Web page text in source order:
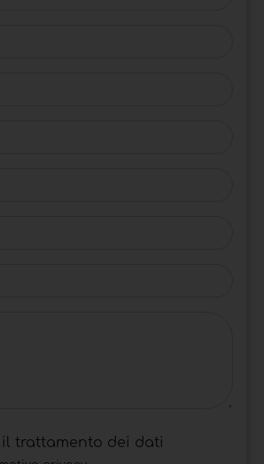
trattamento dei dati